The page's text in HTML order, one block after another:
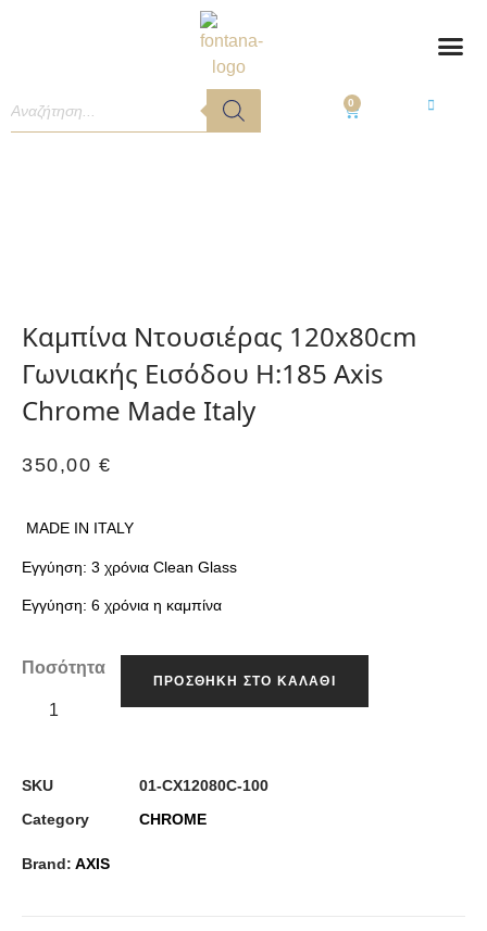
0
Καμπίνα Ντουσιέρας 120x80cm
Γωνιακής Εισόδου H:185 Axis
Chrome Made Italy
350,00€
MADE IN ITALY
Εγγύηση: 3 χρόνια Clean Glass
Εγγύηση: 6 χρόνια η καμπίνα
Ποσότητα
ΠΡΟΣΘΉΚΗ ΣΤΟ ΚΑΛΆΘΙ
SKU
01-CX12080C-100
Category
CHROME
Brand: AXIS